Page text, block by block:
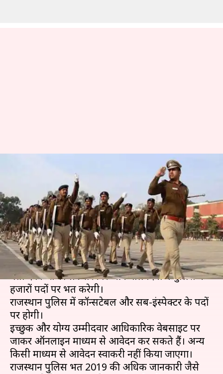
राजस्थान पुलिस में नौ हजार से भी
अधिक पदों पर होगी भर्ती, जल्द जारी
होगी अधिसूचना
लेखन मोना दीक्षित Aug 08, 2019 02:52 pm
क्या है खबर?
अगर आप भी पुलिस भर्ती 2019 देख रहे हैं, तो आपको
बता दें कि राजस्थान सरकार आने वाले दिनों में पुलिस के
हजारों पदों पर भर्ती करेगी।
राजस्थान पुलिस में कॉन्सटेबल और सब-इंस्पेक्टर के पदों
पर होगी।
इच्छुक और योग्य उम्मीदवार आधिकारिक वेबसाइट पर
जाकर ऑनलाइन माध्यम से आवेदन कर सकते हैं। अन्य
किसी माध्यम से आवेदन स्वाकरी नहीं किया जाएगा।
राजस्थान पुलिस भर्ती 2019 की अधिक जानकारी जैसे